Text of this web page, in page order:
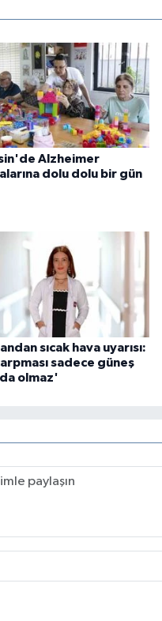
Alzheimer
dolu dolu bir gün
sıcak hava uyarısı:
sadece güneş
olmaz'